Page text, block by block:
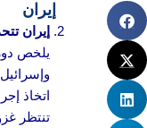
إيران
إيران
يلخص
اتخاذ
تنتظر